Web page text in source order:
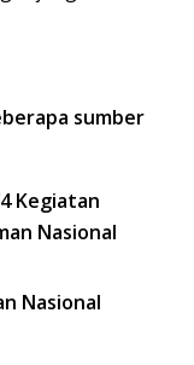
sumber
Kegiatan
Nasional
Nasional